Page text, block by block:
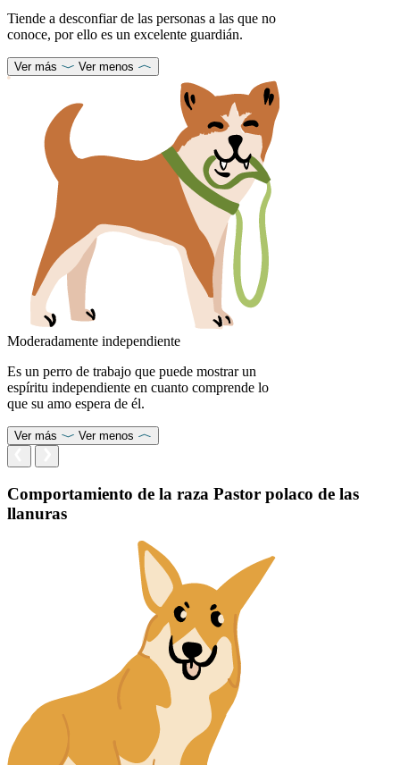
Tiende a desconfiar de las personas a las que no
conoce, por ello es un excelente guardián.
Ver más Ver menos
Moderadamente independiente
Es un perro de trabajo que puede mostrar un
espíritu independiente en cuanto comprende lo
que su amo espera de él.
Ver más Ver menos
Comportamiento de la raza Pastor polaco de las
llanuras